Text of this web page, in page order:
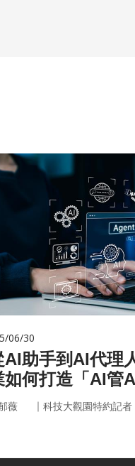
06/30
AI助手到AI代理
如何打造「AI管
理模式？
薇 ｜ 科技大觀園特約記者